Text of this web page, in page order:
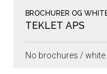
BROCHURER OG
TEKLET APS
No brochures / white